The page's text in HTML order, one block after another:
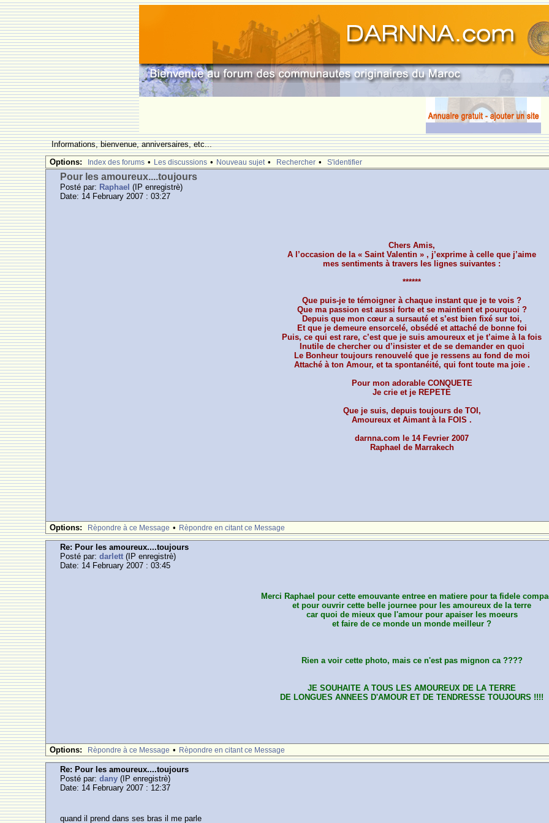
Informations, bienvenue, anniversaires, etc...
Options:
Index des forums • Les discussions • Nouveau sujet • Rechercher • S'identifier
Pour les amoureux....toujours
Posté par: Raphael (IP enregistrè)
Date: 14 February 2007 : 03:27
Chers Amis,
A l’occasion de la « Saint Valentin » , j’exprime à celle que j’aime
mes sentiments à travers les lignes suivantes :
******
Que puis-je te témoigner à chaque instant que je te vois ?
Que ma passion est aussi forte et se maintient et pourquoi ?
Depuis que mon cœur a sursauté et s’est bien fixé sur toi,
Et que je demeure ensorcelé, obsédé et attaché de bonne foi
Puis, ce qui est rare, c’est que je suis amoureux et je t’aime à la fois
Inutile de chercher ou d’insister et de se demander en quoi
Le Bonheur toujours renouvelé que je ressens au fond de moi
Attaché à ton Amour, et ta spontanéité, qui font toute ma joie .
Pour mon adorable CONQUETE
Je crie et je REPETE
Que je suis, depuis toujours de TOI,
Amoureux et Aimant à la FOIS .
darnna.com le 14 Fevrier 2007
Raphael de Marrakech
Options: Rèpondre à ce Message • Rèpondre en citant ce Message
Re: Pour les amoureux....toujours
Posté par:darlett (IP enregistrè)
Date: 14 February 2007 : 03:45
Merci Raphael pour cette emouvante entree en matiere pour ta fidele
et pour ouvrir cette belle journee pour les amoureux de la terre
car quoi de mieux que l'amour pour apaiser les moeurs
et faire de ce monde un monde meilleur ?
Rien a voir cette photo, mais ce n'est pas mignon ca ????
JE SOUHAITE A TOUS LES AMOUREUX DE LA TERRE
DE LONGUES ANNEES D'AMOUR ET DE TENDRESSE TOUJOURS !!!!
Options: Rèpondre à ce Message • Rèpondre en citant ce Message
Re: Pour les amoureux....toujours
Posté par:dany (IP enregistrè)
Date: 14 February 2007 : 12:37
quand il prend dans ses bras il me parle